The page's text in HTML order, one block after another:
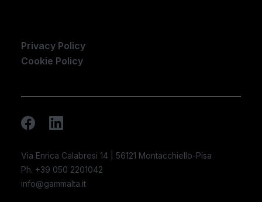
Privacy Policy
Cookie Policy
Via Enrica Calabresi 14 | 56121 Montacchiello-Pisa
Ph. +39 050 2201042
info@gammalta.it